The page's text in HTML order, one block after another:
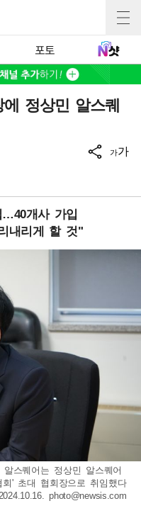
포토
정상민 알스퀘
가가
…40개사 가입
내리게 할 것"
스퀘어는 정상민 알스퀘어
회' 초대 협회장으로 취임했다
photo@newsis.com